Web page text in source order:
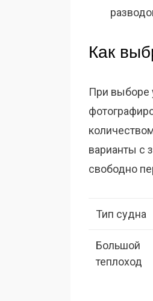
Как
При выборе
варианты с
свободно
Тип судна
Большой
теплоход